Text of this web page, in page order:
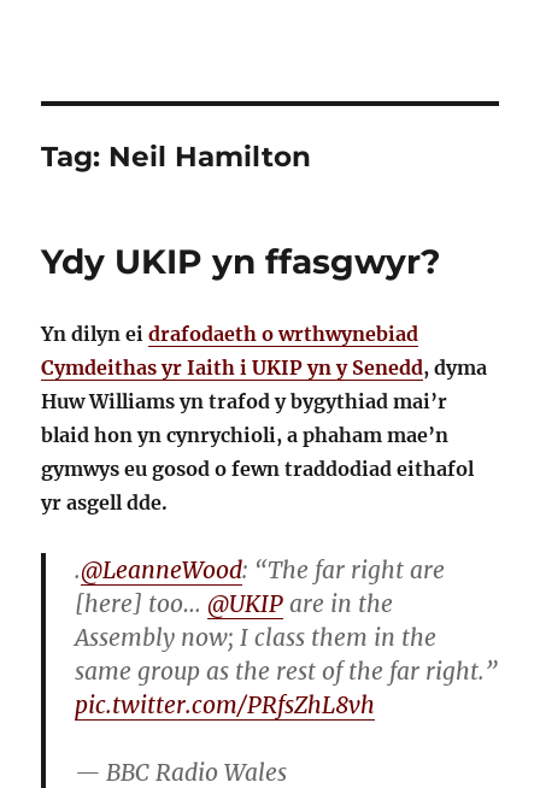
Tag: Neil Hamilton
Ydy UKIP yn ffasgwyr?
Yn dilyn eidrafodaeth o wrthwynebiad
Cymdeithas yr Iaith i UKIP yn y Senedd, dyma
Huw Williams yn trafod y bygythiad mai’r
blaid hon yn cynrychioli, a phaham mae’n
gymwys eu gosod o fewn traddodiad eithafol
yr asgell dde.
.@LeanneWood: “The far right are
[here] too…@UKIP are in the
Assembly now; I class them in the
same group as the rest of the far right.”
pic.twitter.com/PRfsZhL8vh
— BBC Radio Wales